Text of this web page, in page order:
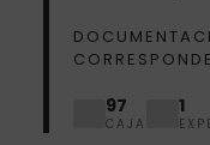
97
CAJA
1